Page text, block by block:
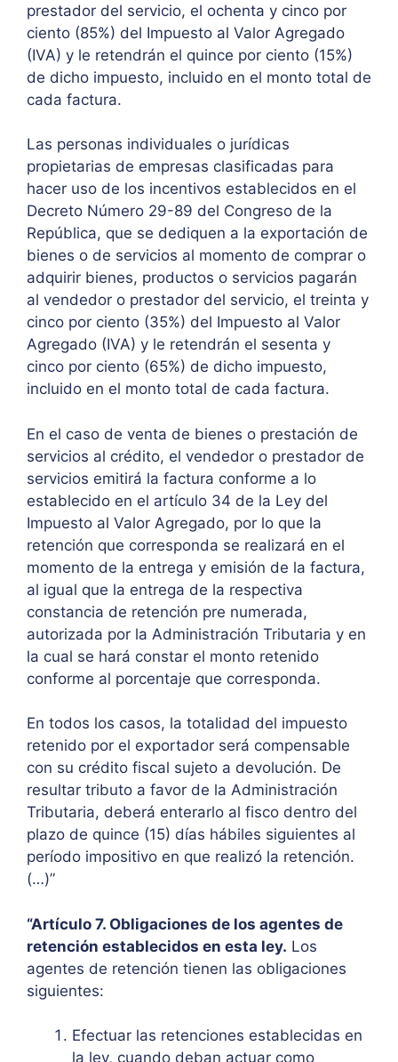
prestador del servicio, el ochenta y cinco por
ciento (85%) del Impuesto al Valor Agregado
(IVA) y le retendrán el quince por ciento (15%)
de dicho impuesto, incluido en el monto total de
cada factura.
Las personas individuales o jurídicas
propietarias de empresas clasificadas para
hacer uso de los incentivos establecidos en el
Decreto Número 29-89 del Congreso de la
República, que se dediquen a la exportación de
bienes o de servicios al momento de comprar o
adquirir bienes, productos o servicios pagarán
al vendedor o prestador del servicio, el treinta y
cinco por ciento (35%) del Impuesto al Valor
Agregado (IVA) y le retendrán el sesenta y
cinco por ciento (65%) de dicho impuesto,
incluido en el monto total de cada factura.
En el caso de venta de bienes o prestación de
servicios al crédito, el vendedor o prestador de
servicios emitirá la factura conforme a lo
establecido en el artículo 34 de la Ley del
Impuesto al Valor Agregado, por lo que la
retención que corresponda se realizará en el
momento de la entrega y emisión de la factura,
al igual que la entrega de la respectiva
constancia de retención pre numerada,
autorizada por la Administración Tributaria y en
la cual se hará constar el monto retenido
conforme al porcentaje que corresponda.
En todos los casos, la totalidad del impuesto
retenido por el exportador será compensable
con su crédito fiscal sujeto a devolución. De
resultar tributo a favor de la Administración
Tributaria, deberá enterarlo al fisco dentro del
plazo de quince (15) días hábiles siguientes al
período impositivo en que realizó la retención.
(…)”
“Artículo 7. Obligaciones de los agentes de
retención establecidos en esta ley. Los
agentes de retención tienen las obligaciones
siguientes:
Efectuar las retenciones establecidas en
la ley, cuando deban actuar como